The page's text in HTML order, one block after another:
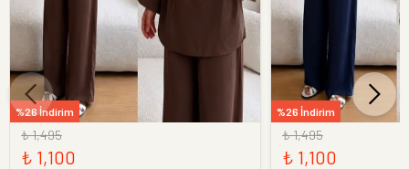
%26 İndirim
₺ 1,495
₺ 1,100
%26 İndirim
₺ 1,495
₺ 1,100